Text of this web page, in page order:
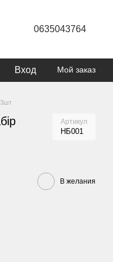
0635043764
Вход Мой заказ
3шт
Артикул
НБ001
В желания